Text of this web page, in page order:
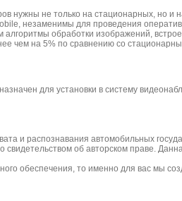
нужны не только на стационарных, но
незаменимы для проведения
обработки изображений,
чем на 5% по сравнению со
для установки в систему
и распознавания автомобильных
об авторском праве.
обеспечения, то именно для вас мы